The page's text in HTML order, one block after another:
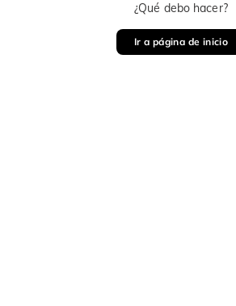
¿Qué debo hacer?
Ir a página de inicio